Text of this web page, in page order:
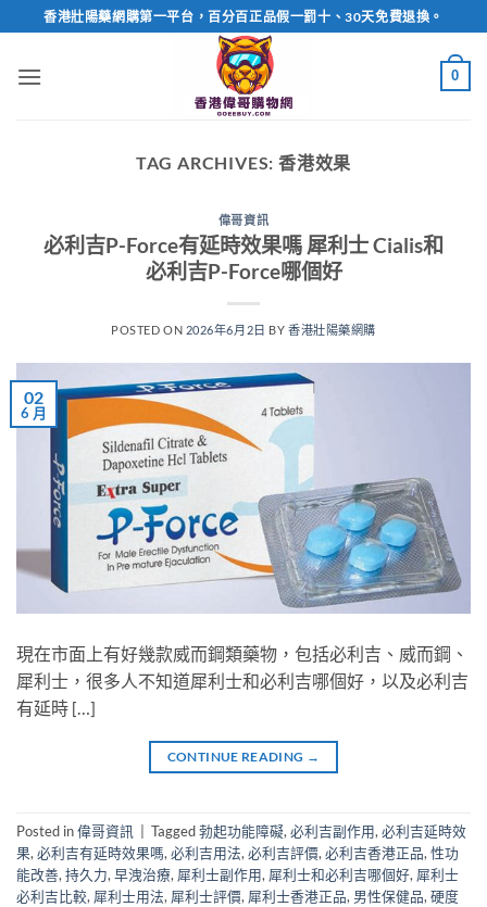
to
content
香港壯陽藥網購第一平台，百分百正品假一罰十、30天免費退換。
0
TAG ARCHIVES: 香港效果
偉哥資訊
必利吉P-Force有延時效果嗎 犀利士 Cialis和
必利吉P-Force哪個好
POSTED ON 2026年6月2日 BY 香港壯陽藥網購
02
6 月
現在市面上有好幾款威而鋼類藥物，包括必利吉、威而鋼、
犀利士，很多人不知道犀利士和必利吉哪個好，以及必利吉
有延時 […]
CONTINUE READING →
Posted in偉哥資訊 Tagged勃起功能障礙,必利吉副作用,必利吉延時效
果,必利吉有延時效果嗎,必利吉用法,必利吉評價,必利吉香港正品,性功
能改善,持久力,早洩治療, 犀利士副作用, 犀利士和必利吉哪個好, 犀利士
必利吉比較, 犀利士用法, 犀利士評價, 犀利士香港正品, 男性保健品,硬度